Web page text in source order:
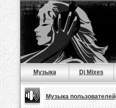
Музыка Dj Mixes
Музыка пользователей